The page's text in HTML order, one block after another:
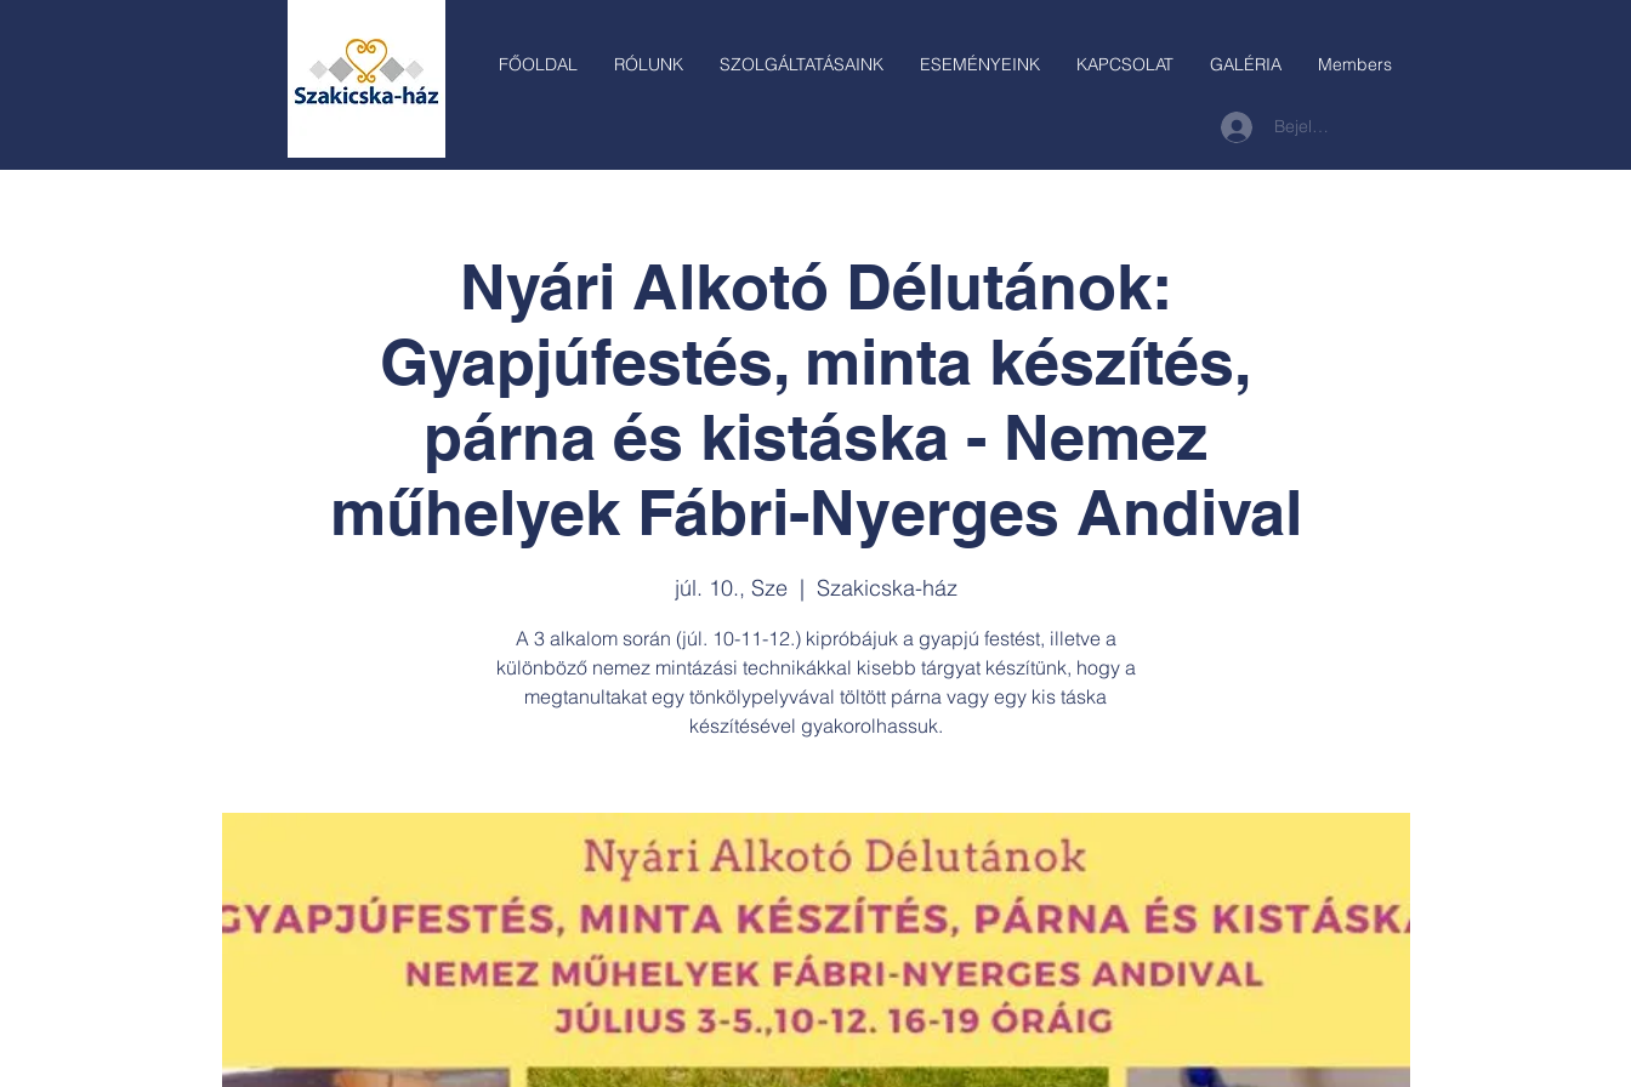
FŐOLDAL RÓLUNK SZOLGÁLTATÁSAINK ESEMÉNYEINK KAPCSOLAT GALÉRIA Members
Bejelentkezés
Nyári Alkotó Délutánok:
Gyapjúfestés, minta készítés,
párna és kistáska - Nemez
műhelyek Fábri-Nyerges Andival
júl. 10., Sze
  |
Szakicska-ház
A 3 alkalom során (júl. 10-11-12.) kipróbájuk a gyapjú festést, illetve a
különböző nemez mintázási technikákkal kisebb tárgyat készítünk, hogy a
megtanultakat egy tönkölypelyvával töltött párna vagy egy kis táska
készítésével gyakorolhassuk.